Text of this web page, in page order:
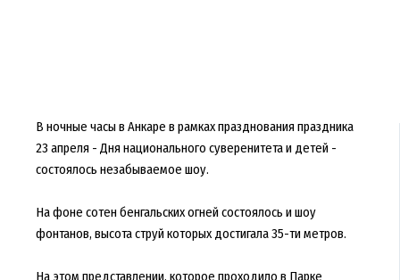
В ночные часы в Анкаре в рамках празднования праздника
23 апреля - Дня национального суверенитета и детей -
состоялось незабываемое шоу.
На фоне сотен бенгальских огней состоялось и шоу
фонтанов, высота струй которых достигала 35-ти метров.
На этом представлении, которое проходило в Парке